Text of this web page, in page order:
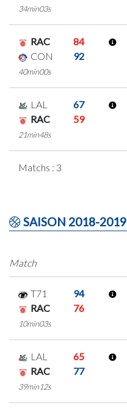
34min03s
RAC
84
CON
92
40min00s
LAL
67
RAC
59
21min48s
Matchs : 3
SAISON 2018-2019
Match
T71
94
RAC
76
10min03s
LAL
65
RAC
77
39min12s